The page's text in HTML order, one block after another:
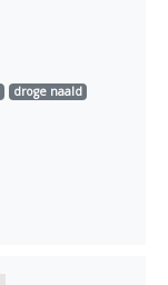
droge naald